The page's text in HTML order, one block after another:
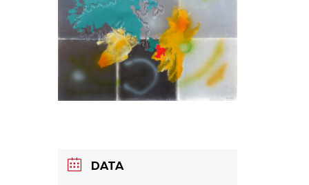
DATA